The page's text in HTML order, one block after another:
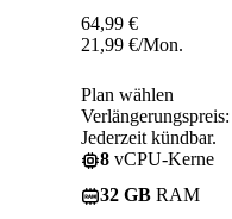
64,99 €
21,99 €/Mon.
Plan wählen
Jederzeit kündbar.
8 vCPU-Kerne
32 GB RAM